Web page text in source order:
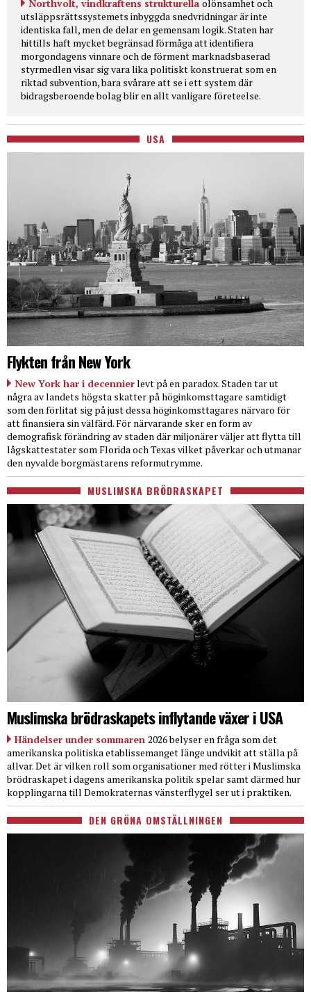
Northvolt, vindkraftens strukturella olönsamhet och
utsläppsrättssystemets inbyggda snedvridningar är inte
identiska fall, men de delar en gemensam logik. Staten har
hittills haft mycket begränsad förmåga att identifiera
morgondagens vinnare och de förment marknadsbaserad
styrmedlen visar sig vara lika politiskt konstruerat som en
riktad subvention, bara svårare att se i ett system där
bidragsberoende bolag blir en allt vanligare företeelse.
USA
Flykten från New York
New York har i decennierlevt på en paradox. Staden tar ut
några av landets högsta skatter på höginkomsttagare samtidigt
som den förlitat sig på just dessa höginkomsttagares närvaro för
att finansiera sin välfärd. För närvarande sker en form av
demografisk förändring av staden där miljonärer väljer att flytta till
lågskattestater som Florida och Texas vilket påverkar och utmanar
den nyvalde borgmästarens reformutrymme.
MUSLIMSKA BRÖDRASKAPET
Muslimska brödraskapets inflytande växer i USA
Händelser under sommaren 2026 belyser en fråga som det
amerikanska politiska etablissemanget länge undvikit att ställa på
allvar. Det är vilken roll som organisationer med rötter i Muslimska
brödraskapet i dagens amerikanska politik spelar samt därmed hur
kopplingarna till Demokraternas vänsterflygel ser ut i praktiken.
DEN GRÖNA OMSTÄLLNINGEN